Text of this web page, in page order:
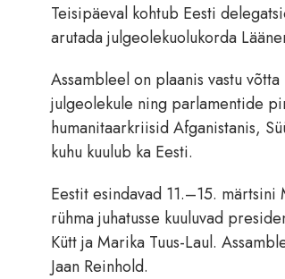
Teisipäeval kohtub Eesti
arutada julgeolekuolukorda
Assambleel on plaanis vastu
julgeolekule ning parlamentide
humanitaarkriisid Afganistanis,
kuhu kuulub ka Eesti.
Eestit esindavad 11.–15. märtsini
rühma juhatusse kuuluvad
Kütt ja Marika Tuus-Laul.
Jaan Reinhold.